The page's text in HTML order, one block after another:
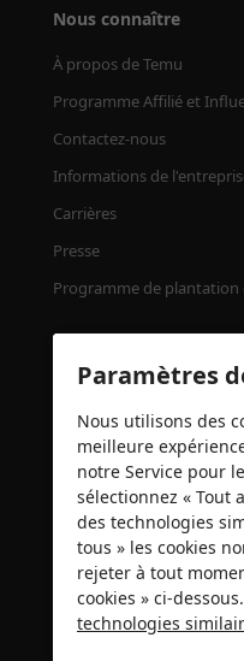
Nous connaître
À propos de Temu
Programme Affilié et
Contactez-nous
Informations de
Carrières
Presse
Programme de plantation
Certificats de sécurité
Paramètres
Nous utilisons des
meilleure
notre Service pour
sélectionnez « Tout
des technologies
tous » les cookies
rejeter à tout
cookies » ci-
technologies